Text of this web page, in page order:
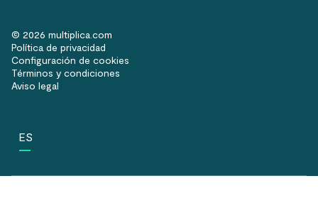
© 2026 multiplica.com
Política de privacidad
Configuración de cookies
Términos y condiciones
Aviso legal
ES